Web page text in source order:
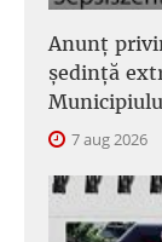
Anunţ
şedinţă
7 aug 2026